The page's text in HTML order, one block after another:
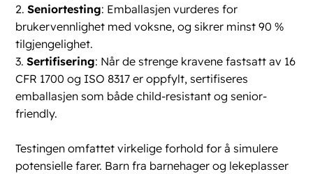
2.Seniortesting: Emballasjen vurderes for
brukervennlighet med voksne, og sikrer minst 90 %
tilgjengelighet.
3.Sertifisering: Når de strenge kravene fastsatt av 16
CFR 1700 og ISO 8317 er oppfylt, sertifiseres
emballasjen som både child-resistant og senior-
friendly.
Testingen omfattet virkelige forhold for å simulere
potensielle farer. Barn fra barnehager og lekeplasser